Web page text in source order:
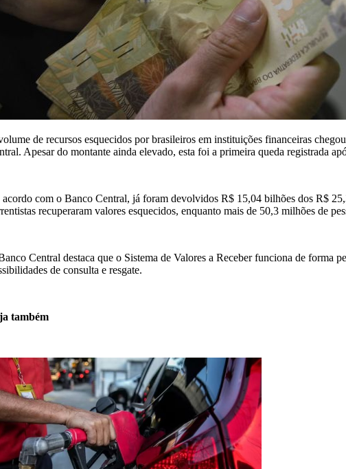
de recursos esquecidos por brasileiros em instituições financeiras
Apesar do montante ainda elevado, esta foi a primeira queda registrada
acordo com o Banco Central, já foram devolvidos R$ 15,04 bilhões dos R$
recuperaram valores esquecidos, enquanto mais de 50,3 milhões de
Central destaca que o Sistema de Valores a Receber funciona de forma
de consulta e resgate.
também